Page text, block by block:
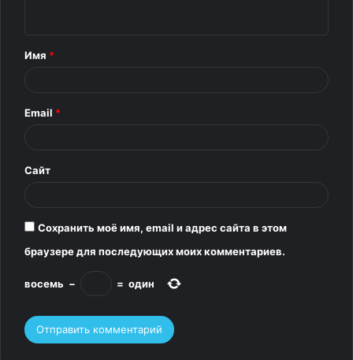
и
*
Имя *
Email *
Сайт
Сохранить моё имя, email и адрес сайта в этом
браузере для последующих моих комментариев.
восемь − = один